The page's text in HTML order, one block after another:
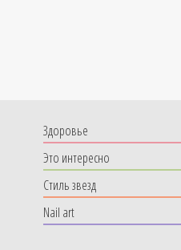
Здоровье
Это интересно
Стиль звезд
Nail art